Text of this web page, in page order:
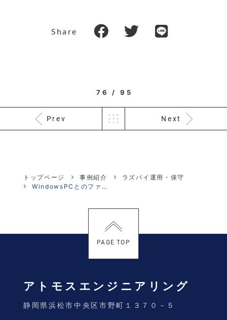
Share
76 / 95
Prev Next
トップページ 事例紹介
ラズパイ運用・保守
WindowsPCとのファイル共有化
PAGE TOP
アトモスエンジニアリング
静岡県浜松市中央区市野町１３７０－５